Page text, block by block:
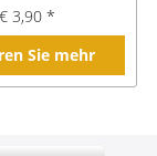
3,90 *
Sie mehr